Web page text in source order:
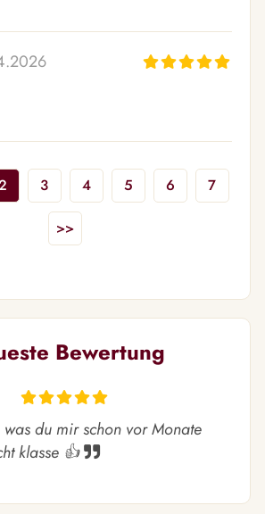
3 4 5 6 7
>>
Bewertung
du mir schon vor Monate
klasse 👍